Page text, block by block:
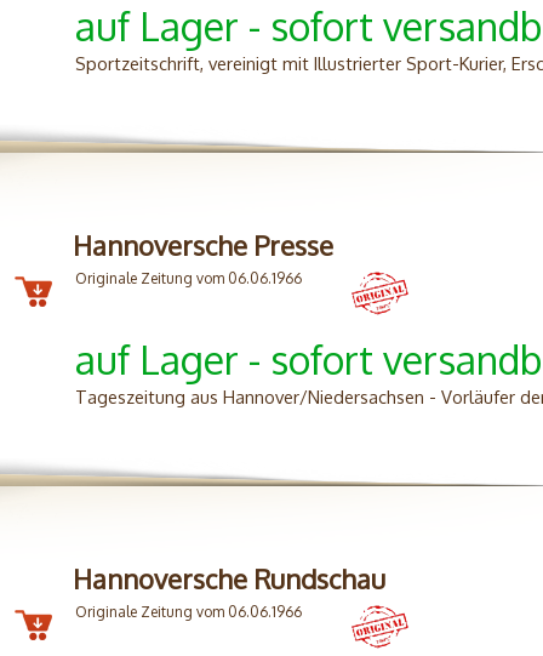
auf Lager - sofort
Sportzeitschrift, vereinigt mit Illustrierter Sport-Kurier,
Hannoversche Presse
Originale Zeitung vom 06.06.1966
auf Lager - sofort
Tageszeitung aus Hannover/Niedersachsen - Vorläufer
Hannoversche Rundschau
Originale Zeitung vom 06.06.1966